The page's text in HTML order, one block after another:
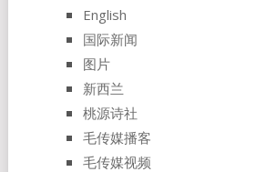
English
国际新闻
图片
新西兰
桃源诗社
毛传媒播客
毛传媒视频